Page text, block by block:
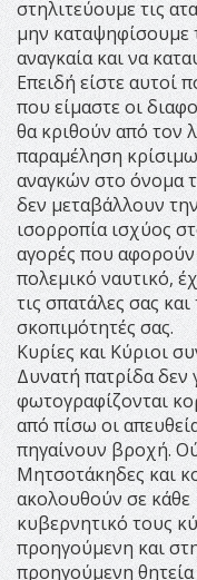
στηλιτεύουμε τις
μην καταψηφίσουμε
αναγκαία και να
Επειδή είστε αυτοί
που είμαστε οι
θα κριθούν από τον
παραμέληση
αναγκών στο όνομα
δεν μεταβάλλουν
ισορροπία ισχύος
αγορές που
πολεμικό ναυτικό,
τις σπατάλες σας και
σκοπιμότητές σας.
Κυρίες και Κύριοι
Δυνατή πατρίδα δεν
φωτογραφίζονται
από πίσω οι
πηγαίνουν βροχή.
Μητσοτάκηδες και
ακολουθούν σε κάθε
κυβερνητικό τους
προηγούμενη και
προηγούμενη